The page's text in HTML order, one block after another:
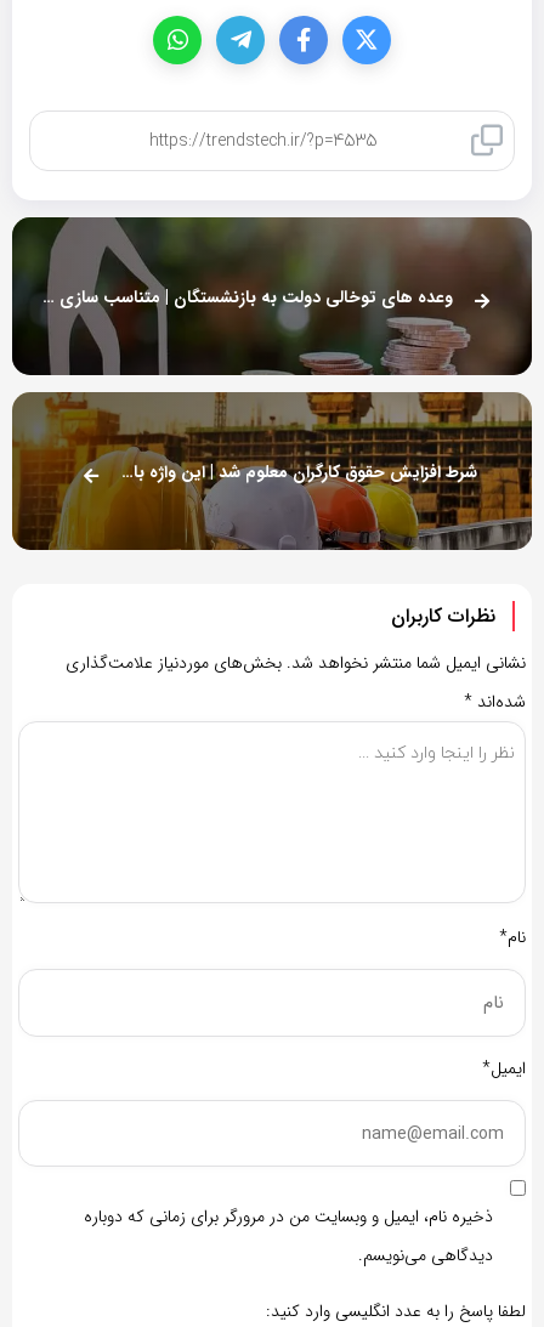
کپی لینک
وعده های توخالی دولت به بازنشستگان | متناسب سازی حقوق هم تو زرد از آب در آمد!
شرط افزایش حقوق کارگران معلوم شد | این واژه باید اصلاح شود!
نظرات کاربران
نشانی ایمیل شما منتشر نخواهد شد. بخش‌های موردنیاز علامت‌گذاری
شده‌اند *
نام*
ایمیل*
ذخیره نام، ایمیل و وبسایت من در مرورگر برای زمانی که دوباره
دیدگاهی می‌نویسم.
لطفا پاسخ را به عدد انگلیسی وارد کنید: